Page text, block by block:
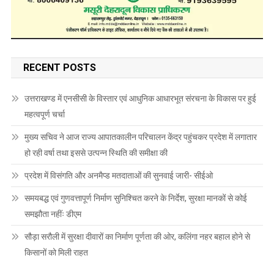
RECENT POSTS
उत्तराखण्ड में एनसीसी के विस्तार एवं आधुनिक आधारभूत संरचना के विकास पर हुई
महत्वपूर्ण चर्चा
मुख्य सचिव ने आज राज्य आपातकालीन परिचालन केंद्र पहुंचकर प्रदेश में लगातार
हो रही वर्षा तथा इससे उत्पन्न स्थिति की समीक्षा की
प्रदेश में विसंगति और अनमैप्ड मतदाताओं की सुनवाई जारी- सीईओ
समयबद्ध एवं गुणवत्तापूर्ण निर्माण सुनिश्चित करने के निर्देश, सुरक्षा मानकों से कोई
समझौता नहींः डीएम
सौड़ा सरौली में सुरक्षा दीवारों का निर्माण पूर्णता की ओर, कलिंगा नहर बहाल होने से
किसानों को मिली राहत